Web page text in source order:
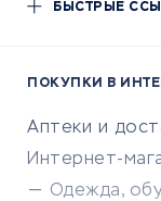
БЫСТРЫЕ
ПОКУПКИ В
Аптеки и
Интернет-
Одежда,